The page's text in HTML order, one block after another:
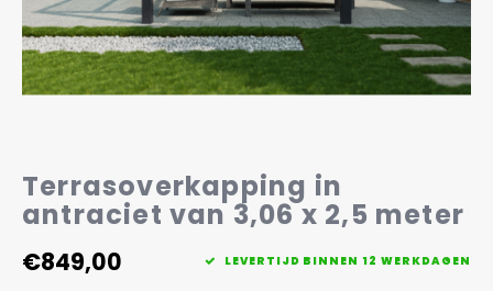
Veelgestelde vragen
Terrasoverkapping in
antraciet van 3,06 x 2,5 meter
€849,00 LEVERTIJD BINNEN 12 WERKDAGEN